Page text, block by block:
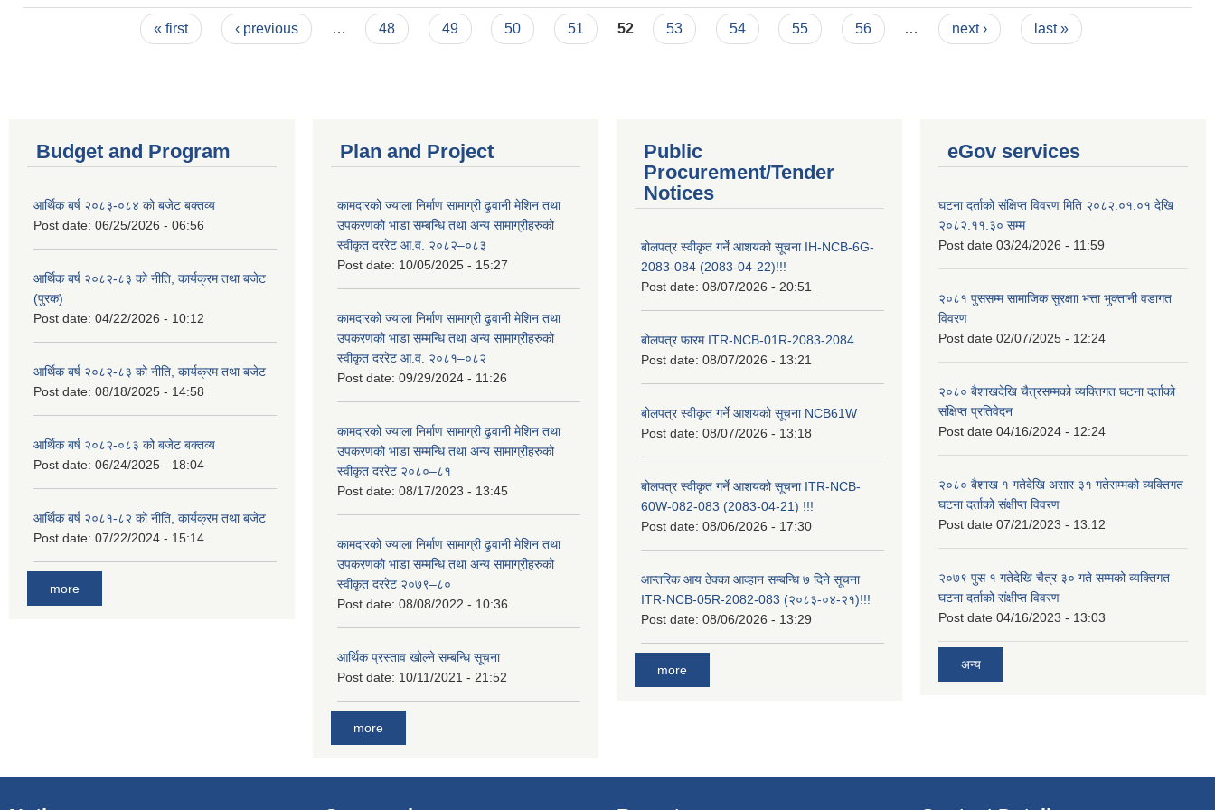
« first ‹ previous … 48 49 50 51 52 53 54 55 56 … next › last »
Budget and Program
आर्थिक बर्ष २०८३-०८४ को बजेट बक्तव्य
Post date: 06/25/2026 - 06:56
आर्थिक बर्ष २०८२-८३ को नीति, कार्यक्रम तथा बजेट
(पुरक)
Post date: 04/22/2026 - 10:12
आर्थिक बर्ष २०८२-८३ को नीति, कार्यक्रम तथा बजेट
Post date: 08/18/2025 - 14:58
आर्थिक बर्ष २०८२-०८३ को बजेट बक्तव्य
Post date: 06/24/2025 - 18:04
आर्थिक बर्ष २०८१-८२ को नीति, कार्यक्रम तथा बजेट
Post date: 07/22/2024 - 15:14
more
Plan and Project
कामदारको ज्याला निर्माण सामाग्री ढुवानी मेशिन तथा
उपकरणको भाडा सम्बन्धि तथा अन्य सामाग्रीहरुको
स्वीकृत दररेट आ.व. २०८२–०८३
Post date: 10/05/2025 - 15:27
कामदारको ज्याला निर्माण सामाग्री ढुवानी मेशिन तथा
उपकरणको भाडा सम्मन्धि तथा अन्य सामाग्रीहरुको
स्वीकृत दररेट आ.व. २०८१–०८२
Post date: 09/29/2024 - 11:26
कामदारको ज्याला निर्माण सामाग्री ढुवानी मेशिन तथा
उपकरणको भाडा सम्मन्धि तथा अन्य सामाग्रीहरुको
स्वीकृत दररेट २०८०–८१
Post date: 08/17/2023 - 13:45
कामदारको ज्याला निर्माण सामाग्री ढुवानी मेशिन तथा
उपकरणको भाडा सम्मन्धि तथा अन्य सामाग्रीहरुको
स्वीकृत दररेट २०७९–८०
Post date: 08/08/2022 - 10:36
आर्थिक प्रस्ताव खोल्ने सम्बन्धि सूचना
Post date: 10/11/2021 - 21:52
more
Public
Procurement/Tender
Notices
बोलपत्र स्वीकृत गर्ने आशयको सूचना IH-NCB-6G-
2083-084 (2083-04-22)!!!
Post date: 08/07/2026 - 20:51
बोलपत्र फारम ITR-NCB-01R-2083-2084
Post date: 08/07/2026 - 13:21
बोलपत्र स्वीकृत गर्ने आशयको सूचना NCB61W
Post date: 08/07/2026 - 13:18
बोलपत्र स्वीकृत गर्ने आशयको सूचना ITR-NCB-
60W-082-083 (2083-04-21) !!!
Post date: 08/06/2026 - 17:30
आन्तरिक आय ठेक्का आव्हान सम्बन्धि ७ दिने सूचना
ITR-NCB-05R-2082-083 (२०८३-०४-२१)!!!
Post date: 08/06/2026 - 13:29
more
eGov services
घटना दर्ताको संक्षिप्त विवरण मिति २०८२.०१.०१ देखि
२०८२.११.३० सम्म
Post date 03/24/2026 - 11:59
२०८१ पुससम्म सामाजिक सुरक्षाा भत्ता भुक्तानी वडागत
विवरण
Post date 02/07/2025 - 12:24
२०८० बैशाखदेखि चैत्रसम्मको व्यक्तिगत घटना दर्ताको
संक्षिप्त प्रतिवेदन
Post date 04/16/2024 - 12:24
२०८० बैशाख १ गतेदेखि असार ३१ गतेसम्मको व्यक्तिगत
घटना दर्ताको संक्षीप्त विवरण
Post date 07/21/2023 - 13:12
२०७९ पुस १ गतेदेखि चैत्र ३० गते सम्मको व्यक्तिगत
घटना दर्ताको संक्षीप्त विवरण
Post date 04/16/2023 - 13:03
अन्य